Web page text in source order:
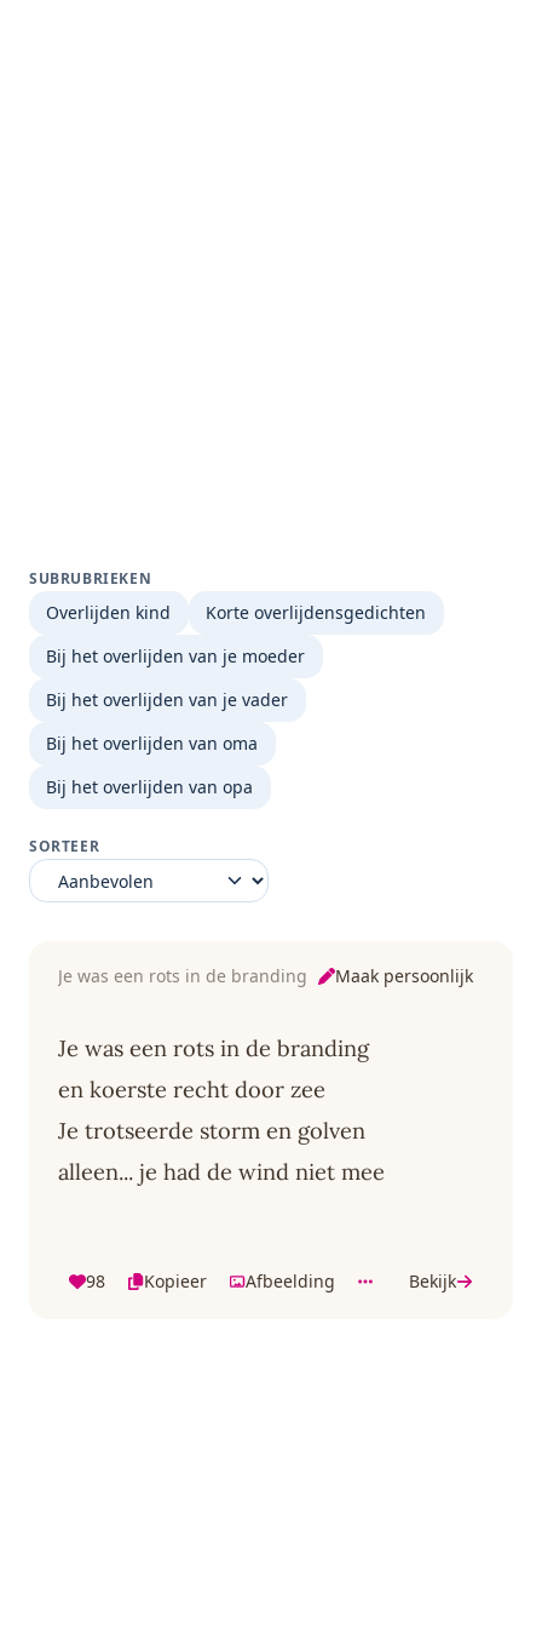
SUBRUBRIEKEN
Overlijden kind
Korte overlijdensgedichten
Bij het overlijden van je moeder
Bij het overlijden van je vader
Bij het overlijden van oma
Bij het overlijden van opa
SORTEER
Je was een rots in de branding Maak persoonlijk
Je was een rots in de branding
en koerste recht door zee
Je trotseerde storm en golven
alleen... je had de wind niet mee
98 Kopieer Afbeelding Bekijk